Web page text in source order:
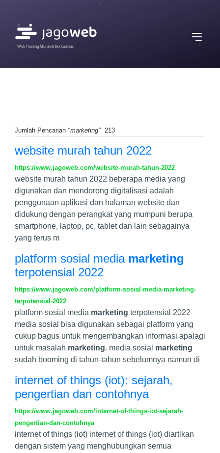
Web Hosting Murah & Berkualitas
Jumlah Pencarian "marketing" 213
website murah tahun 2022
https://www.jagoweb.com/website-murah-tahun-2022
website murah tahun 2022 beberapa media yang
digunakan dan mendorong digitalisasi adalah
penggunaan aplikasi dan halaman website dan
didukung dengan perangkat yang mumpuni berupa
smartphone, laptop, pc, tablet dan lain sebagainya
yang terus m
platform sosial media marketing
terpotensial 2022
https://www.jagoweb.com/platform-sosial-media-marketing-
terpotensial-2022
platform sosial media marketing terpotensial 2022
media sosial bisa digunakan sebagai platform yang
cukup bagus untuk mengembangkan informasi apalagi
untuk masalah marketing. media sosial marketing
sudah booming di tahun-tahun sebelumnya namun di
internet of things (iot): sejarah,
pengertian dan contohnya
https://www.jagoweb.com/internet-of-things-iot-sejarah-
pengertian-dan-contohnya
internet of things (iot) internet of things (iot) diartikan
dengan sistem yang menghubungkan semua